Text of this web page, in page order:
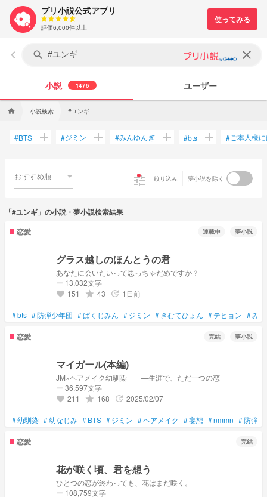
プリ小説公式アプリ
評価6,000件以上
keyboard_arrow_left search clear
小説 1476 ユーザー
home 小説検索 #ユンギ
#BTS add #ジミン add #みんゆんぎ add #bts add #ご本人様
おすすめ順 tune 絞り込み 夢小説を除く
「#ユンギ」の小説・夢小説検索結果
恋愛
連載中 夢小説
グラス越しのほんとうの君
あなたに会いたいって思っちゃだめですか？
ー 13,032文字
favorite 151 grade 43 update 1日前
#bts #防弾少年団 #ぱくじみん #ジミン # きむてひょん #テヒョン #み
恋愛 完結 夢小説
マイガール(本編)
JM×ヘアメイク幼馴染 —生涯で、ただ一つの恋
ー 36,597文字
favorite 211 grade 168 update 2025/02/07
#幼馴染 #幼なじみ #BTS #ジミン #ヘアメイク #妄想 #nmmn #防弾
恋愛 完結
花が咲く頃、君を想う
ひとつの恋が終わっても、花はまだ咲く。
ー 108,759文字